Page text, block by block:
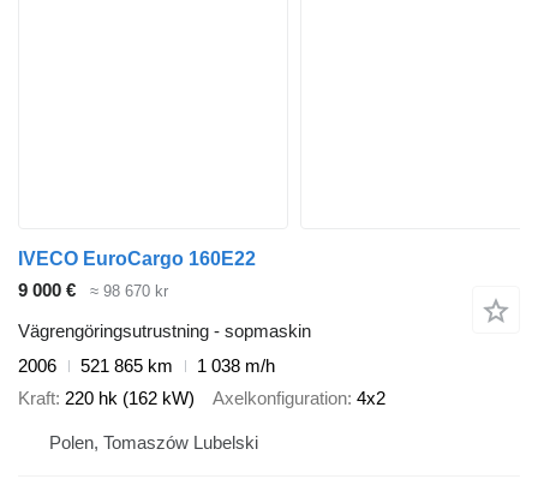
IVECO EuroCargo 160E22
9 000 €
≈ 98 670 kr
Vägrengöringsutrustning - sopmaskin
2006
521 865 km
1 038 m/h
Kraft 220 hk (162 kW) Axelkonfiguration 4x2
Polen, Tomaszów Lubelski